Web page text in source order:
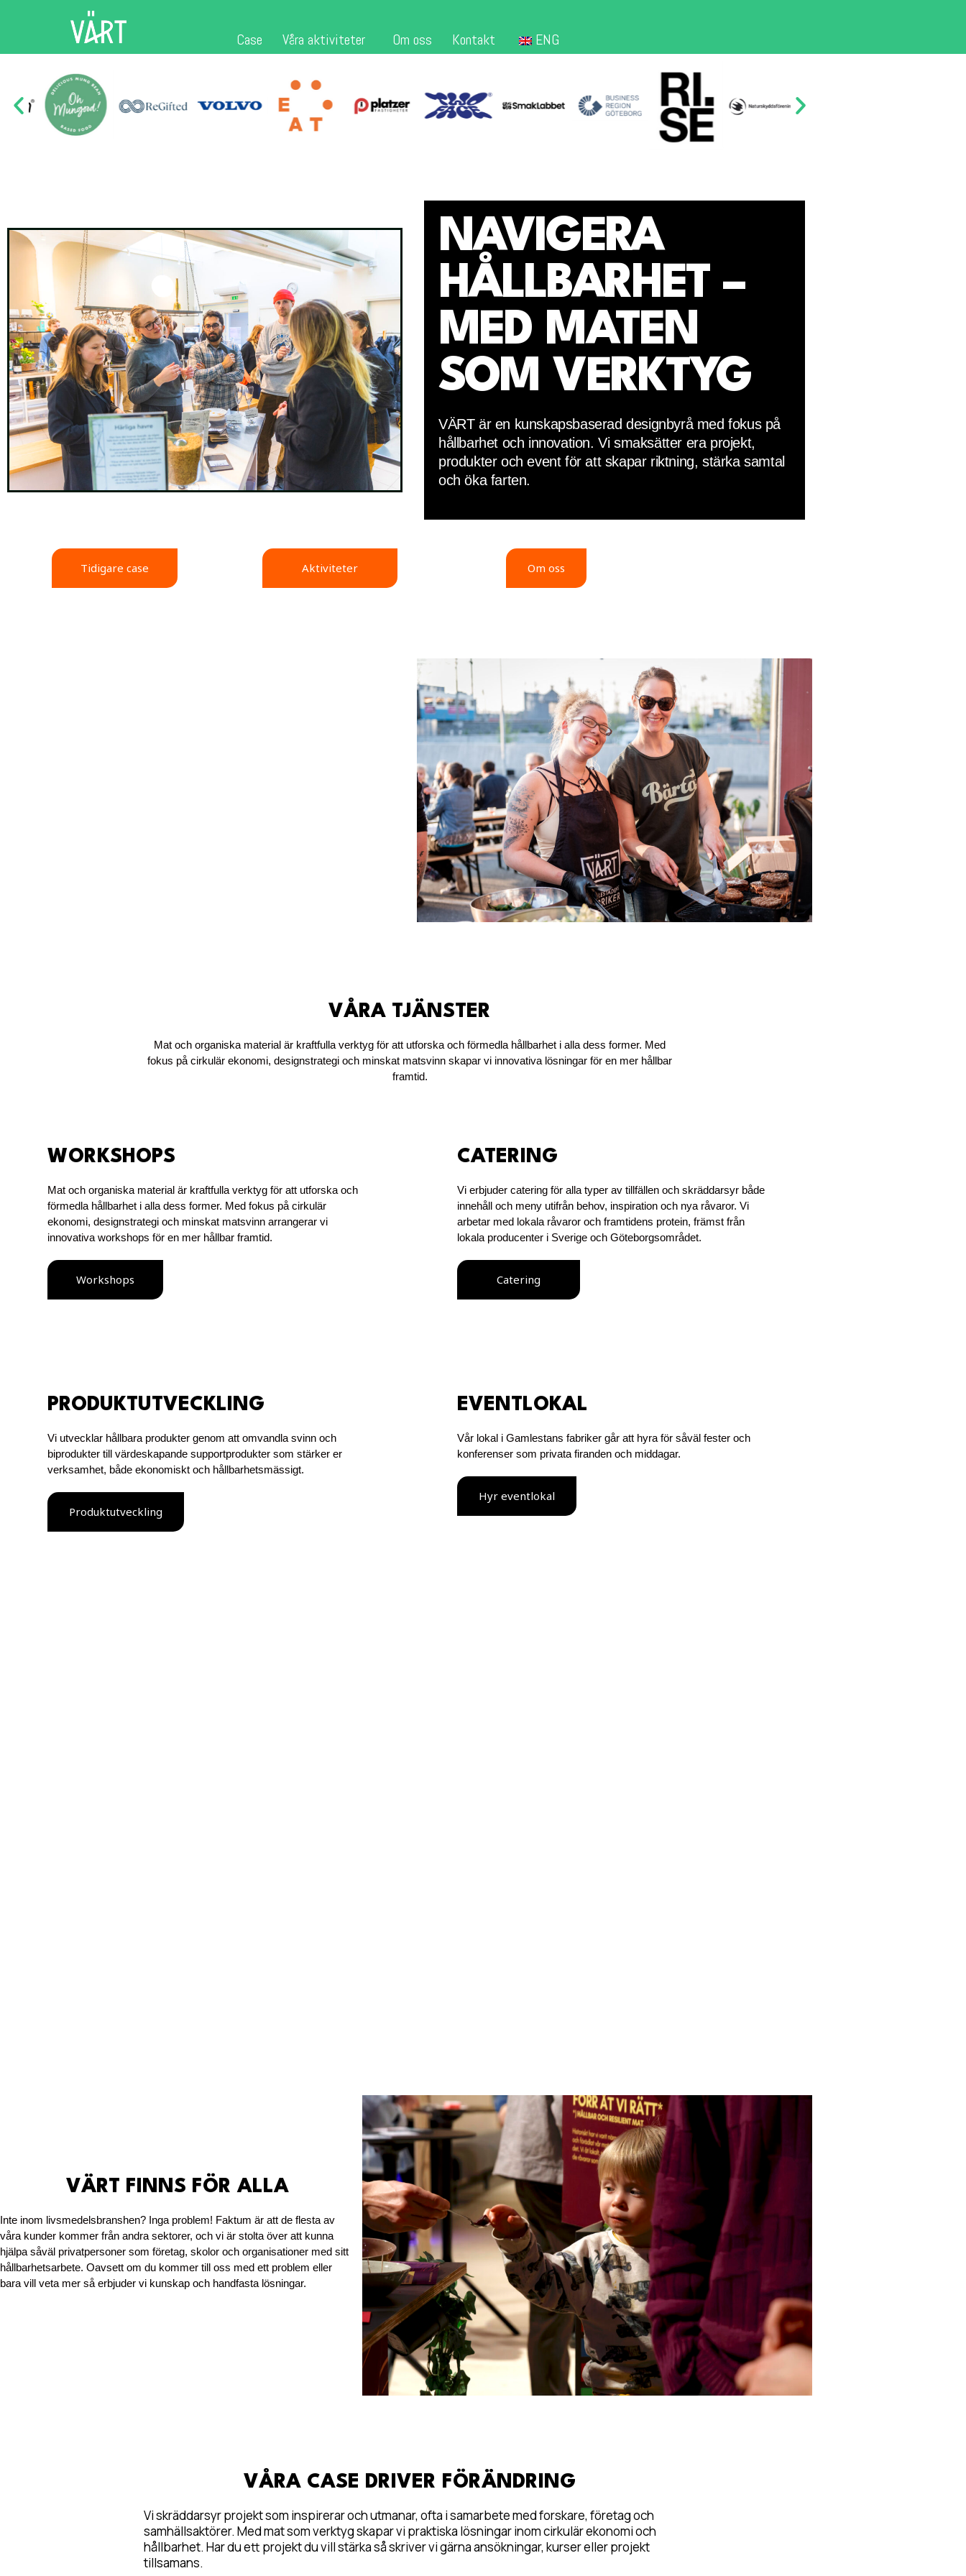
Case Våra aktiviteter Om oss Kontakt ENG
NAVIGERA
HÅLLBARHET –
MED MATEN
SOM VERKTYG
VÄRT är en kunskapsbaserad designbyrå med fokus på
hållbarhet och innovation.Vi smaksätter era projekt,
produkter och event för att skapar riktning, stärka samtal
och öka farten.
Tidigare case Aktiviteter Om oss
VÅRA TJÄNSTER
Mat och organiska material är kraftfulla verktyg för att utforska och förmedla hållbarhet i alla dess former. Med
fokus på cirkulär ekonomi, designstrategi och minskat matsvinn skapar vi innovativa lösningar för en mer hållbar
framtid.
WORKSHOPS
Mat och organiska material är kraftfulla verktyg för att utforska och
förmedla hållbarhet i alla dess former. Med fokus på cirkulär
ekonomi, designstrategi och minskat matsvinn arrangerar vi
innovativa workshops för en mer hållbar framtid.
Workshops
CATERING
Vi erbjuder catering för alla typer av tillfällen och skräddarsyr både
innehåll och meny utifrån behov, inspiration och nya råvaror. Vi
arbetar med lokala råvaror och framtidens protein, främst från
lokala producenter i Sverige och Göteborgsområdet.
Catering
PRODUKTUTVECKLING
Vi utvecklar hållbara produkter genom att omvandla svinn och
biprodukter till värdeskapande supportprodukter som stärker er
verksamhet, både ekonomiskt och hållbarhetsmässigt.
Produktutveckling
EVENTLOKAL
Vår lokal i Gamlestans fabriker går att hyra för såväl fester och
konferenser som privata firanden och middagar.
Hyr eventlokal
VÄRT FINNS FÖR ALLA
Inte inom livsmedelsbranshen? Inga problem! Faktum är att de flesta av
våra kunder kommer från andra sektorer, och vi är stolta över att kunna
hjälpa såväl privatpersoner som företag, skolor och organisationer med sitt
hållbarhetsarbete. Oavsett om du kommer till oss med ett problem eller
bara vill veta mer så erbjuder vi kunskap och handfasta lösningar.
VÅRA CASE DRIVER FÖRÄNDRING
Vi skräddarsyr projekt som inspirerar och utmanar, ofta i samarbete med forskare, företag och
samhällsaktörer. Med mat som verktyg skapar vi praktiska lösningar inom cirkulär ekonomi och
hållbarhet. Har du ett projekt du vill stärka så skriver vi gärna ansökningar, kurser eller projekt
tillsamans.